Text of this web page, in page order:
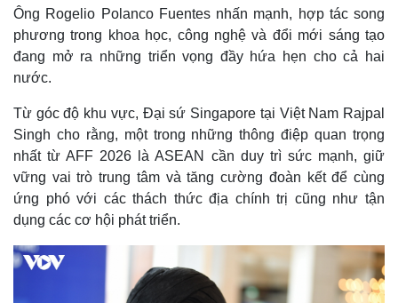
Ông Rogelio Polanco Fuentes nhấn mạnh, hợp tác song
phương trong khoa học, công nghệ và đổi mới sáng tạo
đang mở ra những triển vọng đầy hứa hẹn cho cả hai
nước.
Từ góc độ khu vực, Đại sứ Singapore tại Việt Nam Rajpal
Singh cho rằng, một trong những thông điệp quan trọng
nhất từ AFF 2026 là ASEAN cần duy trì sức mạnh, giữ
vững vai trò trung tâm và tăng cường đoàn kết để cùng
ứng phó với các thách thức địa chính trị cũng như tận
dụng các cơ hội phát triển.